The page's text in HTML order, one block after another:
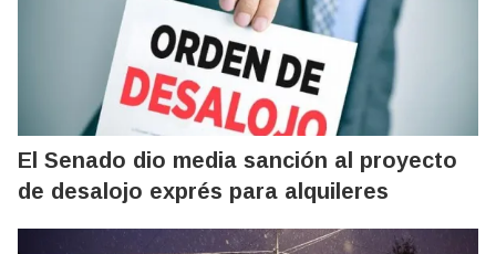
El Senado dio media sanción al proyecto
de desalojo exprés para alquileres